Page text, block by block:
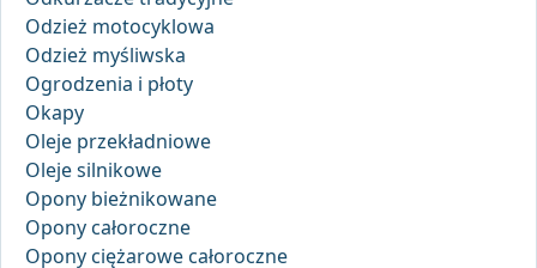
Odzież motocyklowa
Odzież myśliwska
Ogrodzenia i płoty
Okapy
Oleje przekładniowe
Oleje silnikowe
Opony bieżnikowane
Opony całoroczne
Opony ciężarowe całoroczne